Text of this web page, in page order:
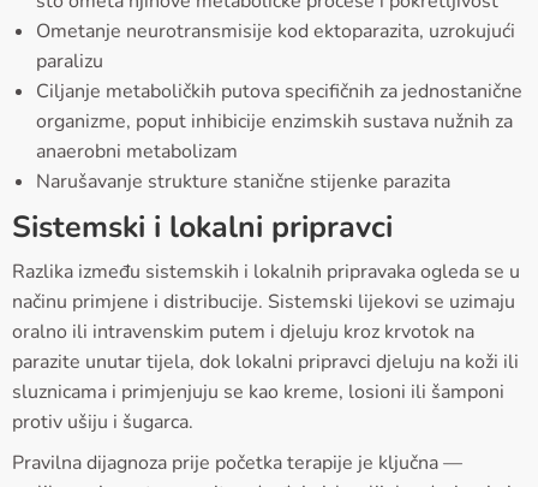
Ometanje neurotransmisije kod ektoparazita, uzrokujući
paralizu
Ciljanje metaboličkih putova specifičnih za jednostanične
organizme, poput inhibicije enzimskih sustava nužnih za
anaerobni metabolizam
Narušavanje strukture stanične stijenke parazita
Sistemski i lokalni pripravci
Razlika između sistemskih i lokalnih pripravaka ogleda se u
načinu primjene i distribucije. Sistemski lijekovi se uzimaju
oralno ili intravenskim putem i djeluju kroz krvotok na
parazite unutar tijela, dok lokalni pripravci djeluju na koži ili
sluznicama i primjenjuju se kao kreme, losioni ili šamponi
protiv ušiju i šugarca.
Pravilna dijagnoza prije početka terapije je ključna —